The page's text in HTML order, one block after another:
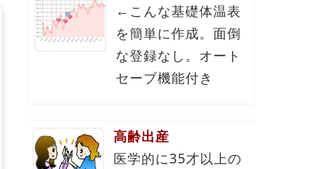
←こんな基礎体温表
を簡単に作成。面倒
な登録なし。オート
セーブ機能付き
高齢出産
医学的に35才以上の